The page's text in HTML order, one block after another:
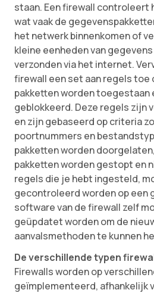
staan. Een firewall
wat vaak de
het netwerk binnenkomen of
kleine eenheden van
verzonden via het internet.
firewall een set aan regels toe
pakketten worden toegestaan
geblokkeerd. Deze regels zijn
en zijn gebaseerd op criteria
poortnummers en
pakketten worden
pakketten worden gestopt en
regels die je hebt ingesteld,
gecontroleerd worden op een
software van de firewall zelf
geüpdatet worden om de
aanvalsmethoden te kunnen
De verschillende typen
Firewalls worden op
geïmplementeerd, afhankelijk